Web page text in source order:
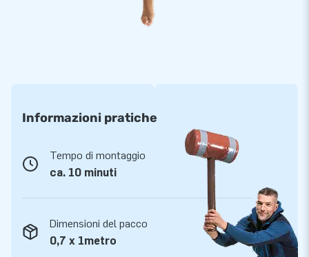
l'acqua. Con le capsule per auto di JB Gonfiabili puoi essere
certo che il tuo veicolo rimarrà bello.
Informazioni pratiche
Tempo di montaggio
ca. 10 minuti
Dimensioni del pacco
0,7 x 1metro